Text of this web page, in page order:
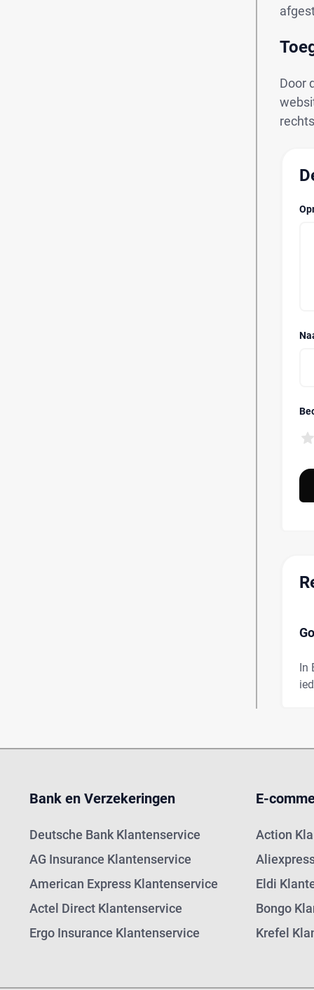
Door
In
Bank en Verzekeringen
Deutsche Bank Klantenservice
AG Insurance Klantenservice
American Express Klantenservice
Actel Direct Klantenservice
Ergo Insurance Klantenservice
E-
Action
Eldi
Bongo
Krefel